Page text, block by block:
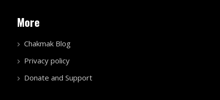
More
Chakmak Blog
Privacy policy
Donate and Support